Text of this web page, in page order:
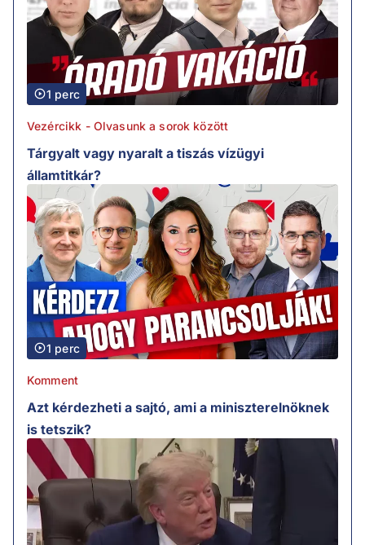
1 perc
Vezércikk - Olvasunk a sorok között
Tárgyalt vagy nyaralt a tiszás vízügyi
államtitkár?
1 perc
Komment
Azt kérdezheti a sajtó, ami a miniszterelnöknek
is tetszik?